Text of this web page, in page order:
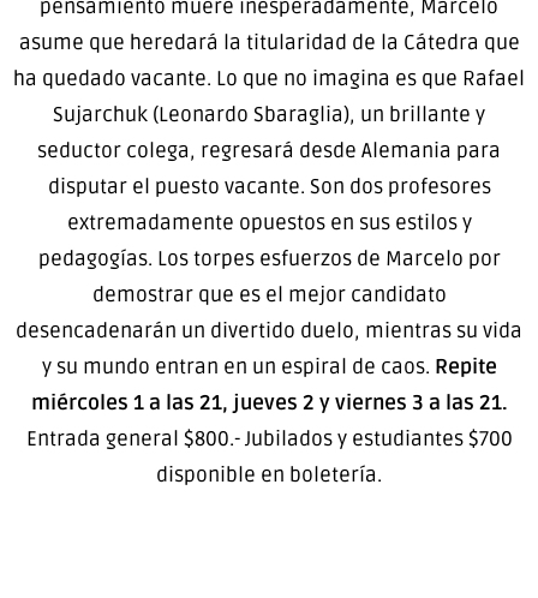
pensamiento muere inesperadamente, Marcelo
asume que heredará la titularidad de la Cátedra que
ha quedado vacante. Lo que no imagina es que Rafael
Sujarchuk (Leonardo Sbaraglia), un brillante y
seductor colega, regresará desde Alemania para
disputar el puesto vacante. Son dos profesores
extremadamente opuestos en sus estilos y
pedagogías. Los torpes esfuerzos de Marcelo por
demostrar que es el mejor candidato
desencadenarán un divertido duelo, mientras su vida
y su mundo entran en un espiral de caos. Repite
miércoles 1 a las 21, jueves 2 y viernes 3 a las 21.
Entrada general $800.- Jubilados y estudiantes $700
disponible en boletería.